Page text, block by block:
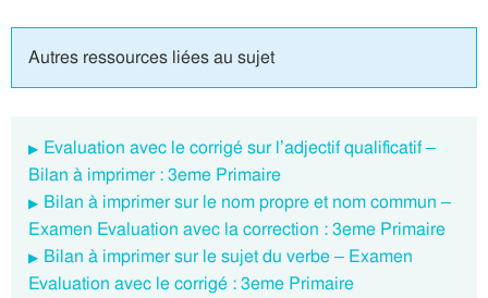
Autres ressources liées au sujet
Evaluation avec le corrigé sur l’adjectif qualificatif –
Bilan à imprimer : 3eme Primaire
Bilan à imprimer sur le nom propre et nom commun –
Examen Evaluation avec la correction : 3eme Primaire
Bilan à imprimer sur le sujet du verbe – Examen
Evaluation avec le corrigé : 3eme Primaire